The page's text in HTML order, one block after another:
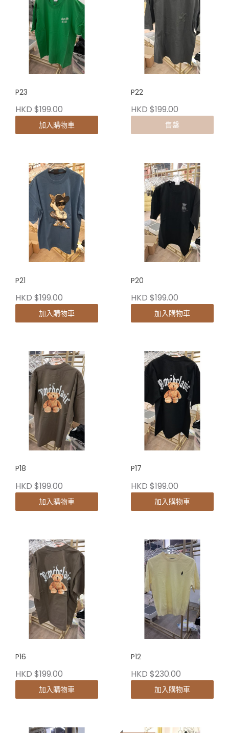
P23
HKD $199.00
加入購物車
P22
HKD $199.00
售罄
P21
HKD $199.00
加入購物車
P20
HKD $199.00
加入購物車
P18
HKD $199.00
加入購物車
P17
HKD $199.00
加入購物車
P16
HKD $199.00
加入購物車
P12
HKD $230.00
加入購物車